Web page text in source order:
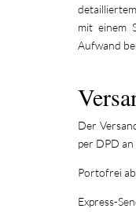
mit einem
Aufwand
Der
per DPD an
Portofrei
Express-